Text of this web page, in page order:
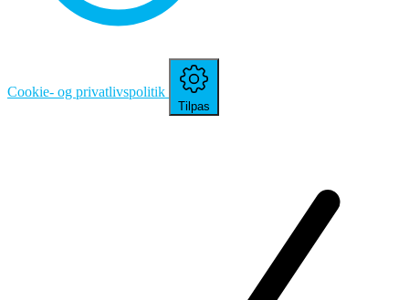
Cookie- og privatlivspolitik
Tilpas